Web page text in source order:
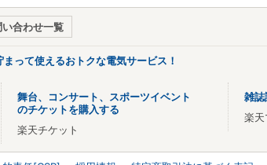
い合わせ一覧
まって使えるおトクな電気サービス！
舞台、コンサート、スポーツイベント
のチケットを購入する
楽天チケット
雑誌
楽天